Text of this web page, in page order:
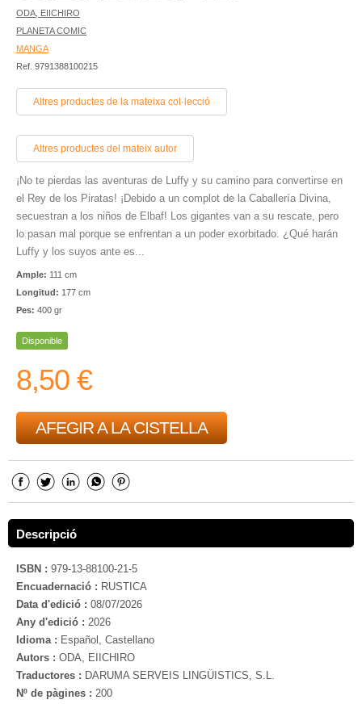
ODA, EIICHIRO
PLANETA COMIC
MANGA
Ref. 9791388100215
Altres productes de la mateixa col·lecció
Altres productes del mateix autor
¡No te pierdas las aventuras de Luffy y su camino para convertirse en
el Rey de los Piratas! ¡Debido a un complot de la Caballería Divina,
secuestran a los niños de Elbaf! Los gigantes van a su rescate, pero
lo pasan mal porque se enfrentan a un poder exorbitado. ¿Qué harán
Luffy y los suyos ante es...
Ample: 111 cm
Longitud: 177 cm
Pes: 400 gr
Disponible
8,50 €
AFEGIR A LA CISTELLA
Descripció
ISBN : 979-13-88100-21-5
Encuadernació : RUSTICA
Data d'edició : 08/07/2026
Any d'edició : 2026
Idioma : Español, Castellano
Autors : ODA, EIICHIRO
Traductores : DARUMA SERVEIS LINGÜISTICS, S.L.
Nº de pàgines : 200